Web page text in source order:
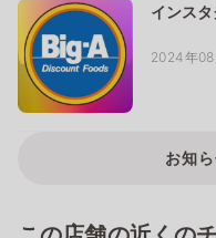
インス
2024年08
お知